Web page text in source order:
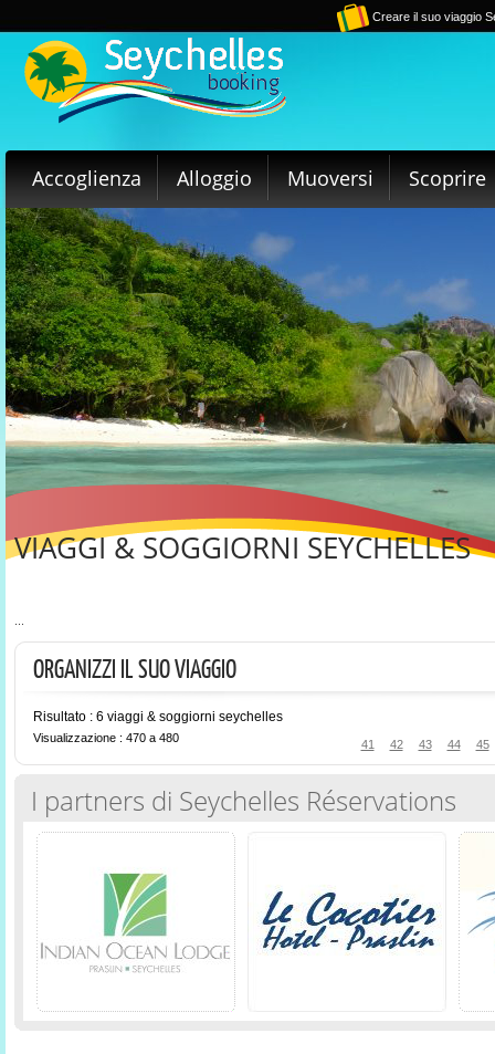
Creare il suo viaggio
Accoglienza Alloggio Muoversi Scoprire
VIAGGI & SOGGIORNI SEYCHELLES
...
ORGANIZZI IL SUO VIAGGIO
Risultato : 6 viaggi & soggiorni seychelles
41 42 43 44 45
Visualizzazione : 470 a 480
I partners di Seychelles Réservations